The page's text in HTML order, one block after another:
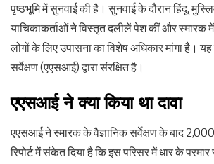
पृष्ठभूमि में सुनवाई की है। सुनवाई के दौरान हिंदू,
याचिकाकर्ताओं ने विस्तृत दलीलें पेश कीं और
लोगों के लिए उपासना का विशेष अधिकार मांगा है। यह
सर्वेक्षण (एएसआई) द्वारा संरक्षित है।
एएसआई ने क्या किया था दावा
एएसआई ने स्मारक के वैज्ञानिक सर्वेक्षण के बाद 2,000
रिपोर्ट में संकेत दिया है कि इस परिसर में धार के